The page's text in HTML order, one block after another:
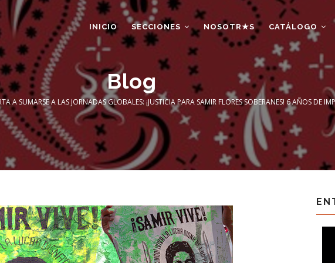
INICIO SECCIONES NOSOTR★S CATÁLOGO
Blog
A SUMARSE A LAS JORNADAS GLOBALES: ¡JUSTICIA PARA SAMIR FLORES SOBERANES! 6 AÑOS DE